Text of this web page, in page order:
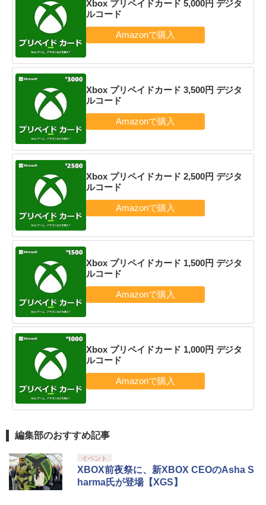
Xbox プリペイドカード 5,000円 デジタ
ルコード
Xbox プリペイドカード 3,500円 デジタ
ルコード
Xbox プリペイドカード 2,500円 デジタ
ルコード
Xbox プリペイドカード 1,500円 デジタ
ルコード
Xbox プリペイドカード 1,000円 デジタ
ルコード
編集部のおすすめ記事
イベント
XBOX前夜祭に、新XBOX CEOのAsha S
harma氏が登場【XGS】